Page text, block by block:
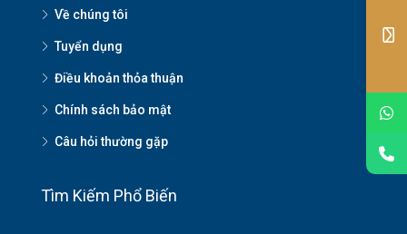
Về chúng tôi
Tuyển dụng
Điều khoản thỏa thuận
Chính sách bảo mật
Câu hỏi thường gặp
Tìm Kiếm Phổ Biến